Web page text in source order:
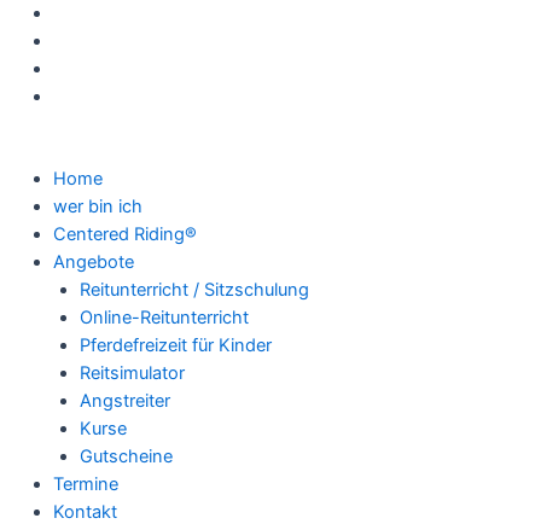
Zum
Inhalt
springen
Home
wer bin ich
Centered Riding®
Angebote
Reitunterricht / Sitzschulung
Online-Reitunterricht
Pferdefreizeit für Kinder
Reitsimulator
Angstreiter
Kurse
Gutscheine
Termine
Kontakt